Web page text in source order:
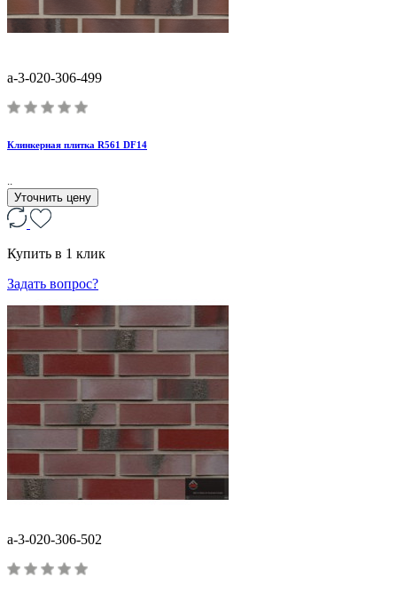
a-3-020-306-499
Клинкерная плитка R561 DF14
..
Уточнить цену
Купить в 1 клик
Задать вопрос?
a-3-020-306-502